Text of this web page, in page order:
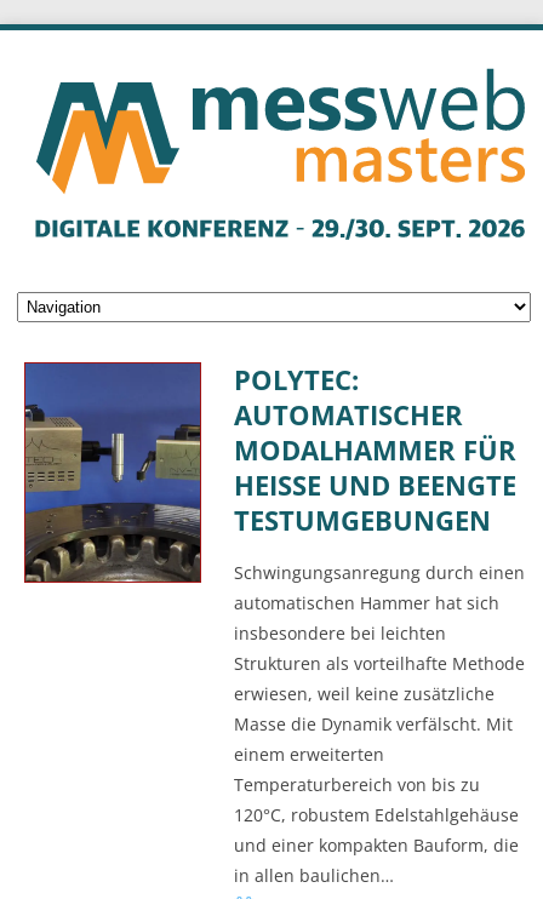
POLYTEC:
AUTOMATISCHER
MODALHAMMER FÜR
HEISSE UND BEENGTE T
ESTUMGEBUNGEN
Schwingungsanregung durch einen
automatischen Hammer hat sich
insbesondere bei leichten
Strukturen als vorteilhafte Methode
erwiesen, weil keine zusätzliche
Masse die Dynamik verfälscht. Mit
einem erweiterten
Temperaturbereich von bis zu
120°C, robustem Edelstahlgehäuse
und einer kompakten Bauform, die
in allen baulichen…